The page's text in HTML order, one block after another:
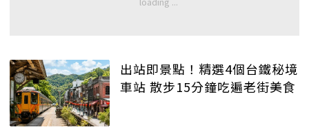
出站即景點！精選4個台鐵秘境
車站 散步15分鐘吃遍老街美食